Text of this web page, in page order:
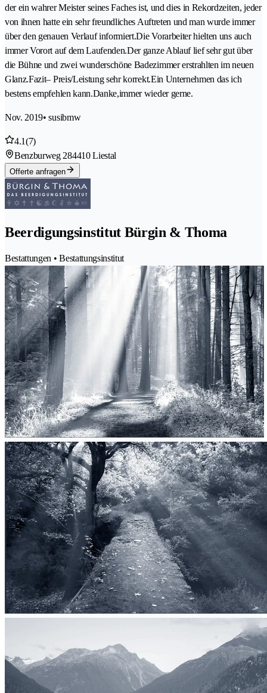
der ein wahrer Meister seines Faches ist, und dies in Rekordzeiten, jeder
von ihnen hatte ein sehr freundliches Auftreten und man wurde immer
über den genauen Verlauf informiert.Die Vorarbeiter hielten uns auch
immer Vorort auf dem Laufenden.Der ganze Ablauf lief sehr gut über
die Bühne und zwei wunderschöne Badezimmer erstrahlten im neuen
Glanz.Fazit– Preis/Leistung sehr korrekt.Ein Unternehmen das ich
bestens empfehlen kann.Danke,immer wieder gerne.
Nov. 2019• susibmw
4.1(7)
Benzburweg 284410 Liestal
Offerte anfragen
Beerdigungsinstitut Bürgin & Thoma
Bestattungen • Bestattungsinstitut